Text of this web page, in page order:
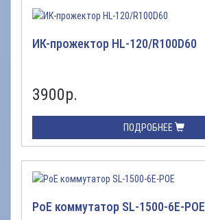
ИК-прожектор HL-120/R100D60
3900р.
ПОДРОБНЕЕ
PoE коммутатор SL-1500-6E-POE